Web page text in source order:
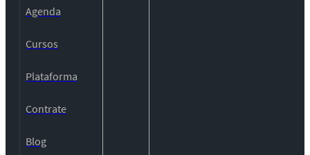
Agenda
Cursos
Plataforma
Contrate
Blog